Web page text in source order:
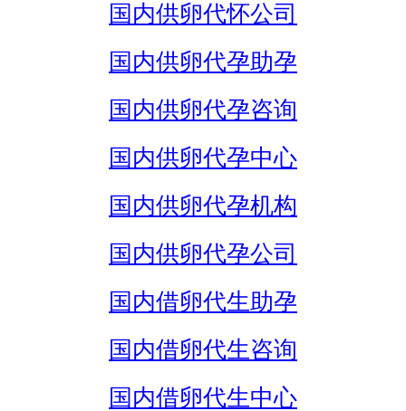
国内供卵代怀公司
国内供卵代孕助孕
国内供卵代孕咨询
国内供卵代孕中心
国内供卵代孕机构
国内供卵代孕公司
国内借卵代生助孕
国内借卵代生咨询
国内借卵代生中心